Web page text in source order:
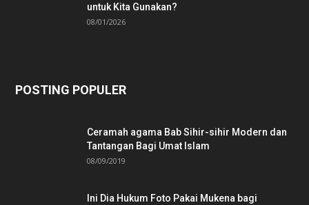
untuk Kita Gunakan?
08/01/2026
POSTING POPULER
Ceramah agama Bab Sihir-sihir Modern dan
Tantangan Bagi Umat Islam
08/09/2019
Ini Dia Hukum Foto Pakai Mukena bagi